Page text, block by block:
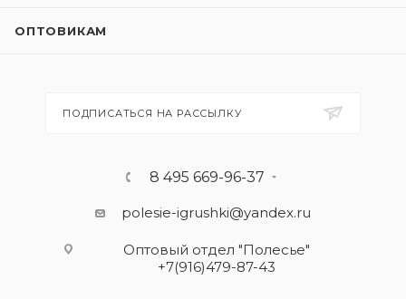
ОПТОВИКАМ
ПОДПИСАТЬСЯ НА РАССЫЛКУ
8 495 669-96-37
polesie-igrushki@yandex.ru
Оптовый отдел "Полесье"
+7(916)479-87-43